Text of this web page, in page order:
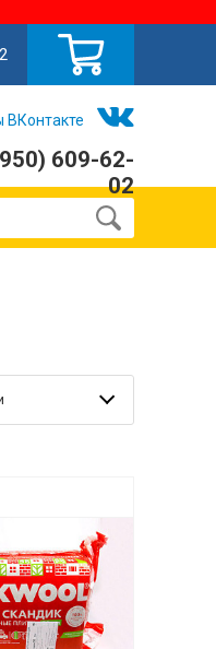
ВКонтакте
609-62-
02